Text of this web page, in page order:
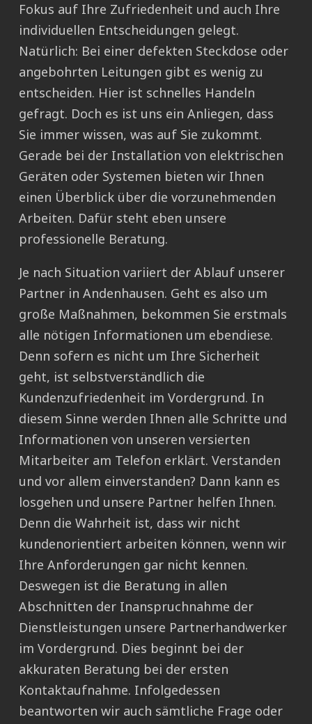
Fokus auf Ihre Zufriedenheit und auch Ihre
individuellen Entscheidungen gelegt.
Natürlich: Bei einer defekten Steckdose oder
angebohrten Leitungen gibt es wenig zu
entscheiden. Hier ist schnelles Handeln
gefragt. Doch es ist uns ein Anliegen, dass
Sie immer wissen, was auf Sie zukommt.
Gerade bei der Installation von elektrischen
Geräten oder Systemen bieten wir Ihnen
einen Überblick über die vorzunehmenden
Arbeiten. Dafür steht eben unsere
professionelle Beratung.
Je nach Situation variiert der Ablauf unserer
Partner in Andenhausen. Geht es also um
große Maßnahmen, bekommen Sie erstmals
alle nötigen Informationen um ebendiese.
Denn sofern es nicht um Ihre Sicherheit
geht, ist selbstverständlich die
Kundenzufriedenheit im Vordergrund. In
diesem Sinne werden Ihnen alle Schritte und
Informationen von unseren versierten
Mitarbeiter am Telefon erklärt. Verstanden
und vor allem einverstanden? Dann kann es
losgehen und unsere Partner helfen Ihnen.
Denn die Wahrheit ist, dass wir nicht
kundenorientiert arbeiten können, wenn wir
Ihre Anforderungen gar nicht kennen.
Deswegen ist die Beratung in allen
Abschnitten der Inanspruchnahme der
Dienstleistungen unsere Partnerhandwerker
im Vordergrund. Dies beginnt bei der
akkuraten Beratung bei der ersten
Kontaktaufnahme. Infolgedessen
beantworten wir auch sämtliche Frage oder